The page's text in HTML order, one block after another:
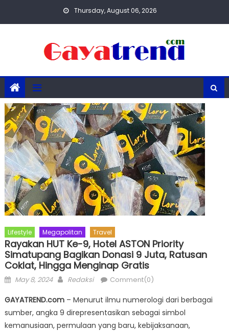
Thursday, August 06, 2026
Lifestyle Megapolitan Travel
Rayakan HUT Ke-9, Hotel ASTON Priority
Simatupang Bagikan Donasi 9 Juta, Ratusan
Coklat, Hingga Menginap Gratis
Posted
May 8, 2024 Author
Redaksi Comment(0)
GAYATREND.com– Menurut ilmu numerologi dari berbagai
sumber, angka 9 direpresentasikan sebagai simbol
kemanusiaan, permulaan yang baru, kebijaksanaan,